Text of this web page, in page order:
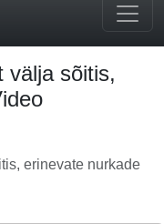
välja sõitis,
erinevate nurkade